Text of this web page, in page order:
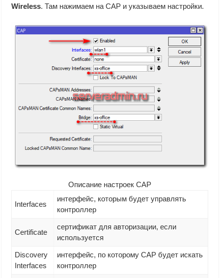
Wireless. Там нажимаем на CAP и указываем настройки.
Описание настроек CAP
Interfaces
интерфейс, которым будет управлять
контроллер
Certificate
сертификат для авторизации, если
используется
Discovery
Interfaces
интерфейс, по которому CAP будет искать
контроллер